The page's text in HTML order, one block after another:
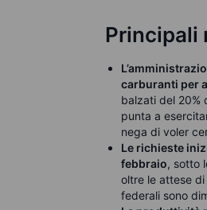
Principali
carburanti per
balzati del 20%
punta a
nega di voler
Le richieste
febbraio, sotto
oltre le attese
federali sono